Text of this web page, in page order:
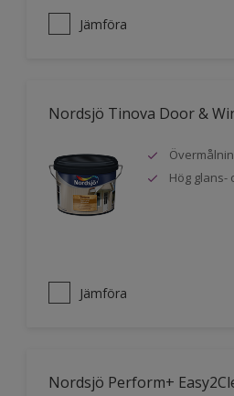
Jämföra
Nordsjö Tinova Door &
Hög
Jämföra
Nordsjö Perform+